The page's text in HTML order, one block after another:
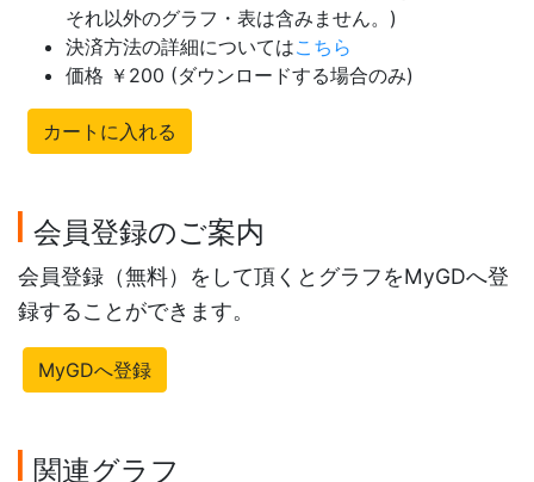
それ以外のグラフ・表は含みません。)
決済方法の詳細についてはこちら
価格 ￥200 (ダウンロードする場合のみ)
カートに入れる
会員登録のご案内
会員登録（無料）をして頂くとグラフをMyGDへ登
録することができます。
MyGDへ登録
関連グラフ